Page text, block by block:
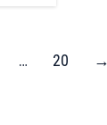
… 20